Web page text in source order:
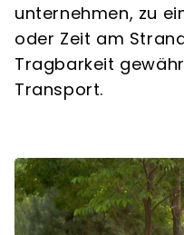
unternehmen, zu
oder Zeit am
Tragbarkeit
Transport.